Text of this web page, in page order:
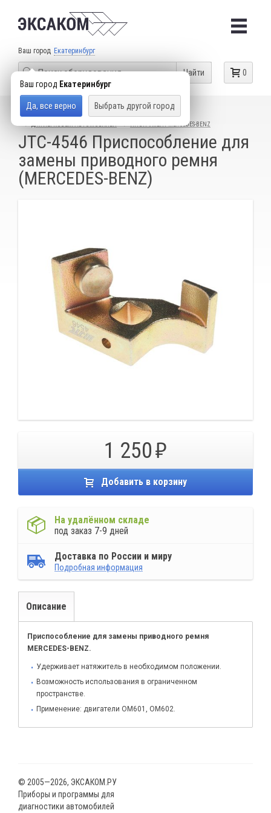
Ваш город Екатеринбург
Ваш город Екатеринбург
Да, все верно Выбрать другой город
0
Найти
КАТАЛОГ ТОВАРОВ
СПЕЦИАЛЬНЫЙ ИНСТРУМЕНТ
ИНСТРУМЕНТ MERCEDES-BENZ
JTC-4546 Приспособление для
замены приводного ремня
(MERCEDES-BENZ)
1 250
Добавить в корзину
На удалённом складе
под заказ 7-9 дней
Доставка по России и миру
Подробная информация
Описание
Приспособление для замены приводного ремня
MERCEDES-BENZ.
Удерживает натяжитель в необходимом положении.
Возможность использования в ограниченном
пространстве.
Применение: двигатели OM601, OM602.
© 2005—2026, ЭКСАКОМ.РУ
Приборы и программы для
диагностики автомобилей